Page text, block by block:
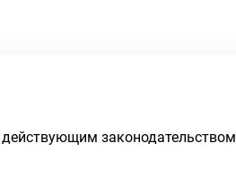
законодательством